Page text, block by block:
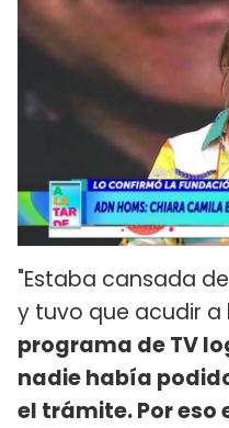
"Estaba cansada
y tuvo que acudir a
programa de TV
nadie había
el trámite. Por eso